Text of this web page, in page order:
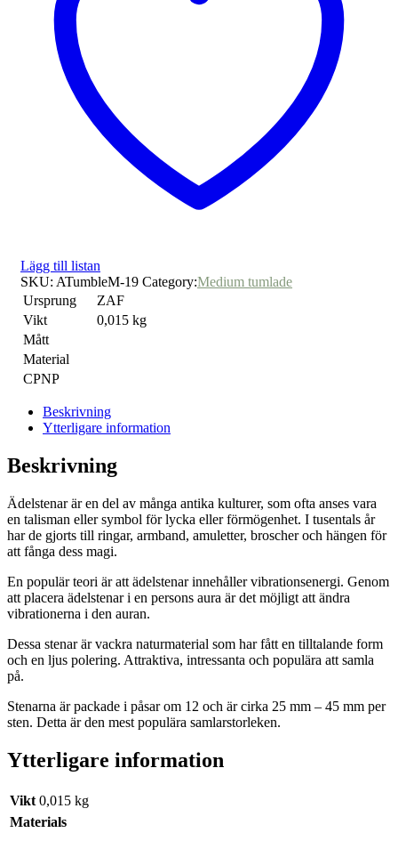
Lägg till listan
SKU: ATumbleM-19 Category:Medium tumlade
Ursprung
ZAF
Vikt
0,015 kg
Mått
Material
CPNP
Beskrivning
Ytterligare information
Beskrivning
Ädelstenar är en del av många antika kulturer, som ofta anses vara
en talisman eller symbol för lycka eller förmögenhet. I tusentals år
har de gjorts till ringar, armband, amuletter, broscher och hängen för
att fånga dess magi.
En populär teori är att ädelstenar innehåller vibrationsenergi. Genom
att placera ädelstenar i en persons aura är det möjligt att ändra
vibrationerna i den auran.
Dessa stenar är vackra naturmaterial som har fått en tilltalande form
och en ljus polering. Attraktiva, intressanta och populära att samla
på.
Stenarna är packade i påsar om 12 och är cirka 25 mm – 45 mm per
sten. Detta är den mest populära samlarstorleken.
Ytterligare information
Vikt 0,015 kg
Materials